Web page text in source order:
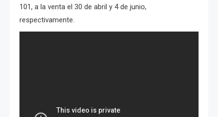
101, a la venta el 30 de abril y 4 de junio,
respectivamente.